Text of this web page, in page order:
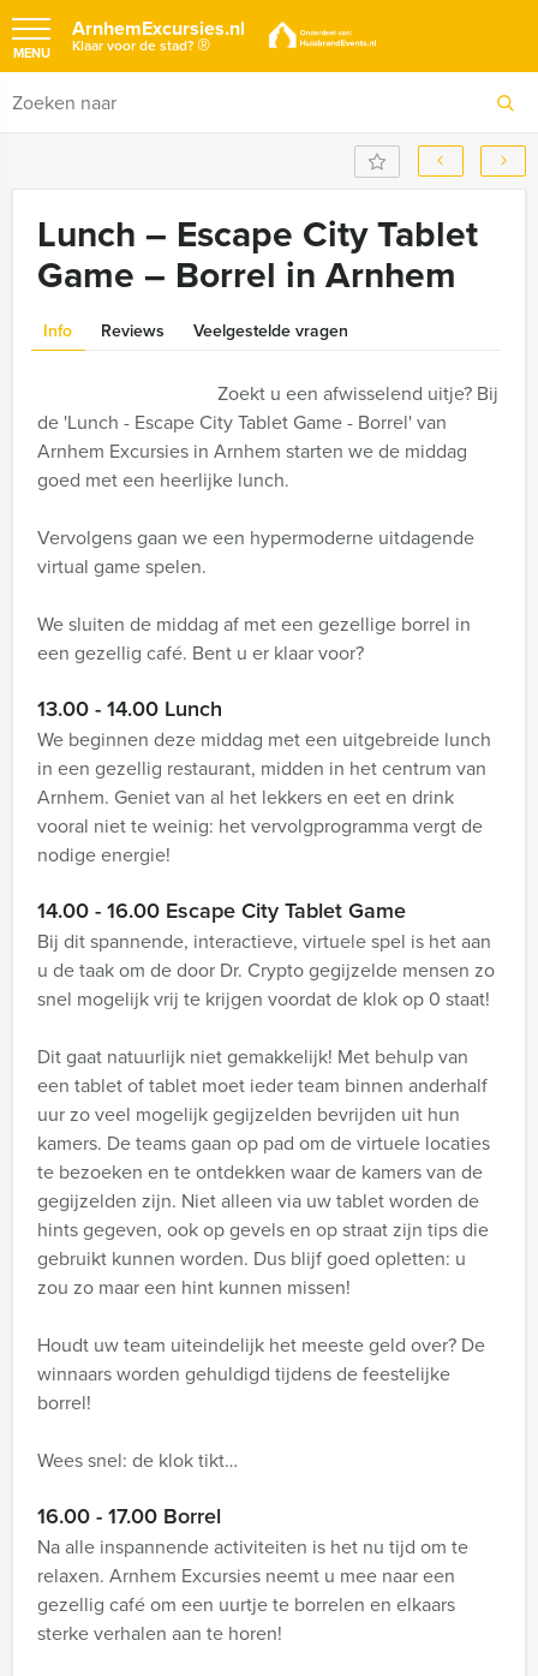
ArnhemExcursies.nl
Klaar voor de stad?®
MENU
Lunch – Escape City Tablet
Game – Borrel in Arnhem
Info Reviews Veelgestelde vragen
Zoekt u een afwisselend uitje? Bij
de 'Lunch - Escape City Tablet Game - Borrel' van
Arnhem Excursies in Arnhem starten we de middag
goed met een heerlijke lunch.
Vervolgens gaan we een hypermoderne uitdagende
virtual game spelen.
We sluiten de middag af met een gezellige borrel in
een gezellig café. Bent u er klaar voor?
13.00 - 14.00 Lunch
We beginnen deze middag met een uitgebreide lunch
in een gezellig restaurant, midden in het centrum van
Arnhem. Geniet van al het lekkers en eet en drink
vooral niet te weinig: het vervolgprogramma vergt de
nodige energie!
14.00 - 16.00 Escape City Tablet Game
Bij dit spannende, interactieve, virtuele spel is het aan
u de taak om de door Dr. Crypto gegijzelde mensen zo
snel mogelijk vrij te krijgen voordat de klok op 0 staat!
Dit gaat natuurlijk niet gemakkelijk! Met behulp van
een tablet of tablet moet ieder team binnen anderhalf
uur zo veel mogelijk gegijzelden bevrijden uit hun
kamers. De teams gaan op pad om de virtuele locaties
te bezoeken en te ontdekken waar de kamers van de
gegijzelden zijn. Niet alleen via uw tablet worden de
hints gegeven, ook op gevels en op straat zijn tips die
gebruikt kunnen worden. Dus blijf goed opletten: u
zou zo maar een hint kunnen missen!
Houdt uw team uiteindelijk het meeste geld over? De
winnaars worden gehuldigd tijdens de feestelijke
borrel!
Wees snel: de klok tikt…
16.00 - 17.00 Borrel
Na alle inspannende activiteiten is het nu tijd om te
relaxen. Arnhem Excursies neemt u mee naar een
gezellig café om een uurtje te borrelen en elkaars
sterke verhalen aan te horen!